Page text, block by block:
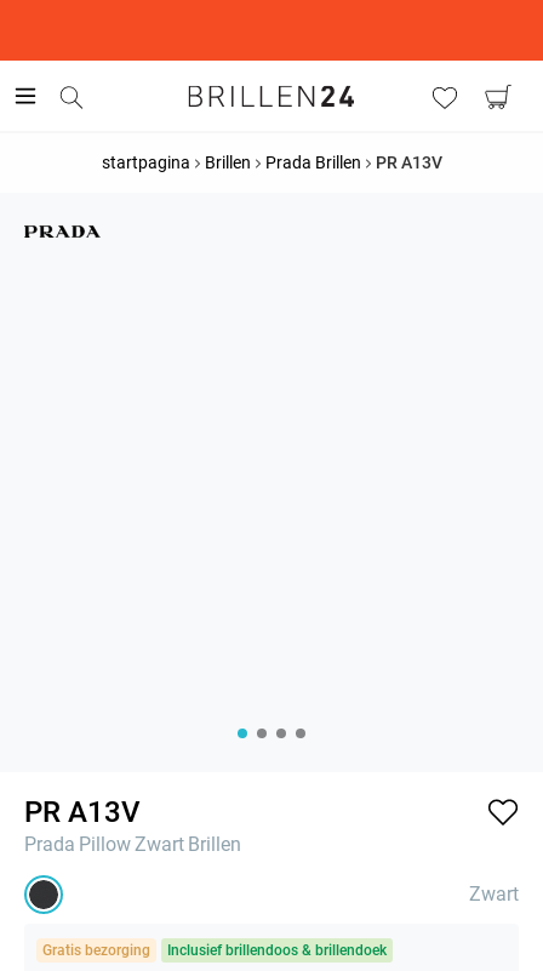
startpagina Brillen Prada Brillen PR A13V
PR A13V
Prada PillowZwart Brillen
Zwart
Gratis bezorging Inclusief brillendoos & brillendoek